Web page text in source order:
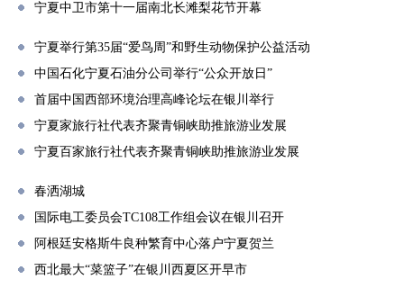
宁夏中卫市第十一届南北长滩梨花节开幕
宁夏举行第35届“爱鸟周”和野生动物保护公益活动
中国石化宁夏石油分公司举行“公众开放日”
首届中国西部环境治理高峰论坛在银川举行
宁夏家旅行社代表齐聚青铜峡助推旅游业发展
宁夏百家旅行社代表齐聚青铜峡助推旅游业发展
春洒湖城
国际电工委员会TC108工作组会议在银川召开
阿根廷安格斯牛良种繁育中心落户宁夏贺兰
西北最大“菜篮子”在银川西夏区开早市